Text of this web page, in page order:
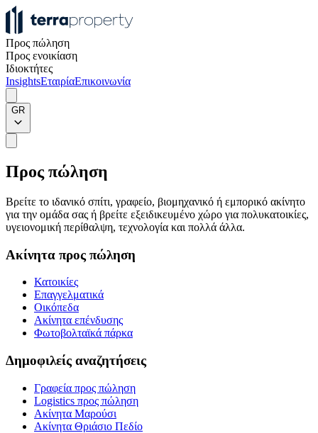
Προς πώληση
Προς ενοικίαση
Ιδιοκτήτες
InsightsΕταιρίαΕπικοινωνία
GR
Προς πώληση
Βρείτε το ιδανικό σπίτι, γραφείο, βιομηχανικό ή εμπορικό ακίνητο
για την ομάδα σας ή βρείτε εξειδικευμένο χώρο για πολυκατοικίες,
υγειονομική περίθαλψη, τεχνολογία και πολλά άλλα.
Ακίνητα προς πώληση
Κατοικίες
Επαγγελματικά
Οικόπεδα
Ακίνητα επένδυσης
Φωτοβολταϊκά πάρκα
Δημοφιλείς αναζητήσεις
Γραφεία προς πώληση
Logistics προς πώληση
Ακίνητα Μαρούσι
Ακίνητα Θριάσιο Πεδίο